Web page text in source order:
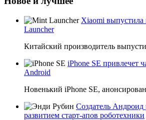
Xiaomi
Launcher
Китайский производитель
iPhone SE привлечет
Android
Новенький iPhone SE,
Создатель Андроид
развитием старт-апов роботехники